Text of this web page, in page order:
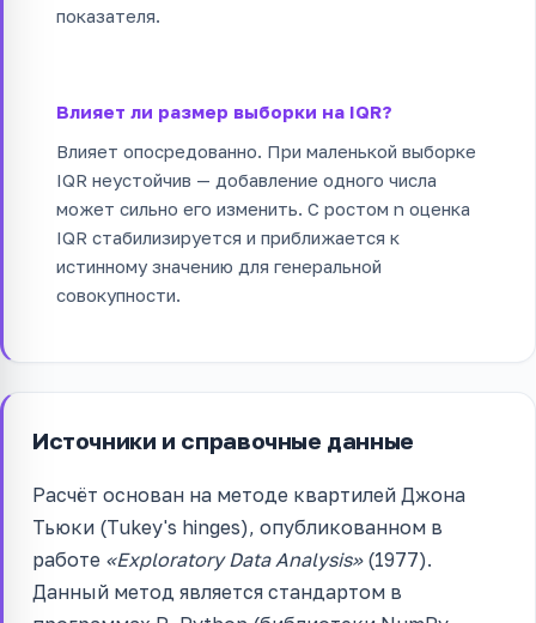
показателя.
Влияет ли размер выборки на IQR?
Влияет опосредованно. При маленькой выборке
IQR неустойчив — добавление одного числа
может сильно его изменить. С ростом n оценка
IQR стабилизируется и приближается к
истинному значению для генеральной
совокупности.
Источники и справочные данные
Расчёт основан на методе квартилей Джона
Тьюки (Tukey's hinges), опубликованном в
работе «Exploratory Data Analysis»(1977).
Данный метод является стандартом в